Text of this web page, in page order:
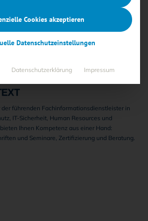
der führenden Fachinformationsdienstleister in
IT-Sicherheit, Human Resources und
Ihnen Kompetenz aus einer Hand:
und Seminare, Zertifizierung und Beratung.
Cookies akzeptieren
Datenschutzeinstellungen
Datenschutzerklärung Impressum